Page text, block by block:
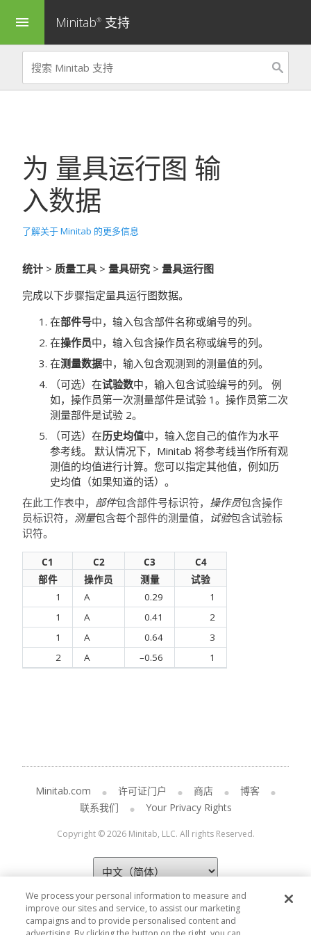
menu Minitab® 支持
为 量具运行图 输
入数据
了解关于 Minitab 的更多信息
统计 > 质量工具 > 量具研究 > 量具运行图
完成以下步骤指定量具运行图数据。
在部件号中，输入包含部件名称或编号的列。
在操作员中，输入包含操作员名称或编号的列。
在测量数据中，输入包含观测到的测量值的列。
（可选）在试验数中，输入包含试验编号的列。
例
如，操作员第一次测量部件是试验 1。操作员第二次
测量部件是试验 2。
（可选）在历史均值中，输入您自己的值作为水平
参考线。 默认情况下，Minitab 将参考线当作所有观
测值的均值进行计算。您可以指定其他值，例如历
史均值（如果知道的话）。
在此工作表中， 部件包含部件号标识符， 操作员包含操作
员标识符， 测量包含每个部件的测量值， 试验包含试验标
识符。
C1 C2 C3
C4
部件
操作员 测量
试验
1
A 0.29
1
1
A 0.41
2
1
A 0.64
3
2
A –0.56 1
Minitab.com 许可证门户 商店
博客
联系我们
Your Privacy Rights
Copyright © 2026 Minitab, LLC. All rights Reserved.
We process your personal information to measure and
improve our sites and service, to assist our marketing
campaigns and to provide personalised content and